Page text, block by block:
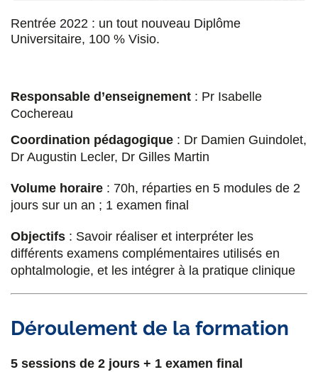
u
r
a
c
e
b
o
o
k
u
r
w
t
t
e
r
u
r
i
k
e
d
i
n
a
m
i
l
Rentrée 2022 : un tout nouveau Diplôme
Universitaire, 100 % Visio.
Responsable d’enseignement : Pr Isabelle
Cochereau
Coordination pédagogique : Dr Damien Guindolet,
Dr Augustin Lecler, Dr Gilles Martin
Volume horaire : 70h, réparties en 5 modules de 2
jours sur un an ; 1 examen final
Objectifs : Savoir réaliser et interpréter les
différents examens complémentaires utilisés en
ophtalmologie, et les intégrer à la pratique clinique
Déroulement de la formation
5 sessions de 2 jours + 1 examen final